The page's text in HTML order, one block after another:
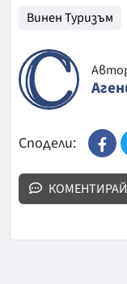
Винен Туризъм
Сподели:
КОМЕНТИРАЙ